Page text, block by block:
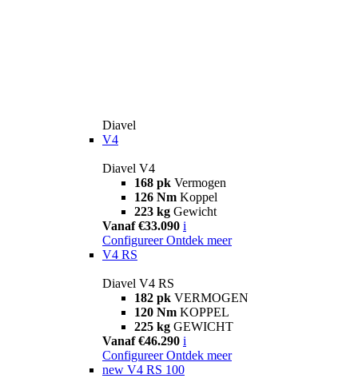
Diavel
V4
Diavel V4
168 pk Vermogen
126 Nm Koppel
223 kg Gewicht
Vanaf €33.090 i
Configureer Ontdek meer
V4 RS
Diavel V4 RS
182 pk VERMOGEN
120 Nm KOPPEL
225 kg GEWICHT
Vanaf €46.290 i
Configureer Ontdek meer
new V4 RS 100